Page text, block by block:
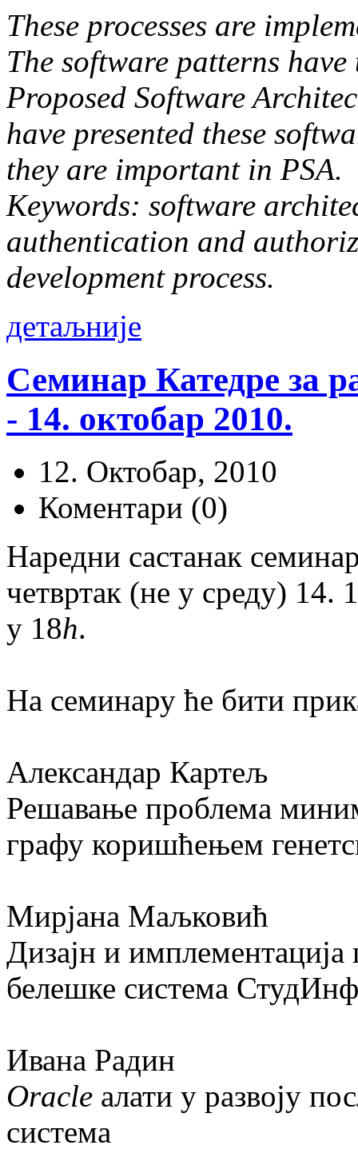
These processes are
The software patterns
Proposed Software
have presented these
they are important in PSA.
Keywords: software
authentication and
development process.
детаљније
Семинар Катедре за
- 14. октобар 2010.
12. Октобар, 2010
Коментари (0)
Наредни састанак
четвртак (не у среду) 14.
у 18h.
На семинару ће бити
Александар Картељ
Решавање проблема
графу коришћењем
Мирјана Маљковић
Дизајн и имплементација
белешке система
Ивана Радин
Oracle алати у развоју
система